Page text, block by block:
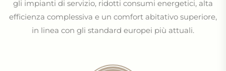
gli impianti di servizio, ridotti consumi energetici, alta
efficienza complessiva e un comfort abitativo superiore,
in linea con gli standard europei più attuali.